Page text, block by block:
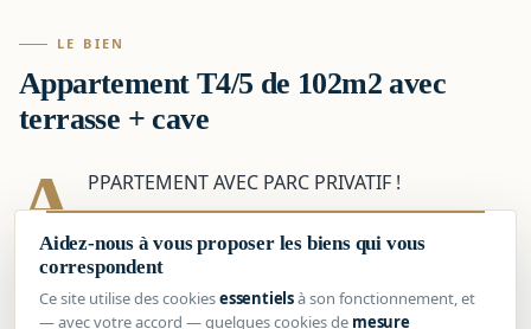
LE BIEN
Appartement T4/5 de 102m2 avec
terrasse + cave
A PPARTEMENT AVEC PARC PRIVATIF !
EG AGENCY Vous présente à la vente,
Sur le village de SAINT-LOUP (13010),
Aidez-nous à vous proposer les biens qui vous
correspondent
Ce site utilise des cookiesessentielsà son fonctionnement, et
— avec votre accord — quelques cookies de mesure